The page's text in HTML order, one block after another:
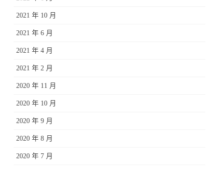
2021 年 10 月
2021 年 6 月
2021 年 4 月
2021 年 2 月
2020 年 11 月
2020 年 10 月
2020 年 9 月
2020 年 8 月
2020 年 7 月